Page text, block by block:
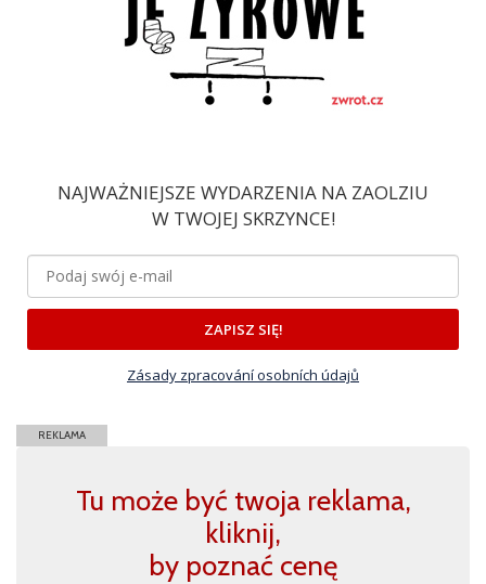
NAJWAŻNIEJSZE WYDARZENIA NA ZAOLZIU
W TWOJEJ SKRZYNCE!
ZAPISZ SIĘ!
Zásady zpracování osobních údajů
REKLAMA
Tu może być twoja reklama,
kliknij,
by poznać cenę